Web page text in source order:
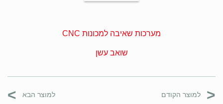
מערכות שאיבה למכונות CNC
שואב עשן
< למוצר הקודם למוצר הבא >